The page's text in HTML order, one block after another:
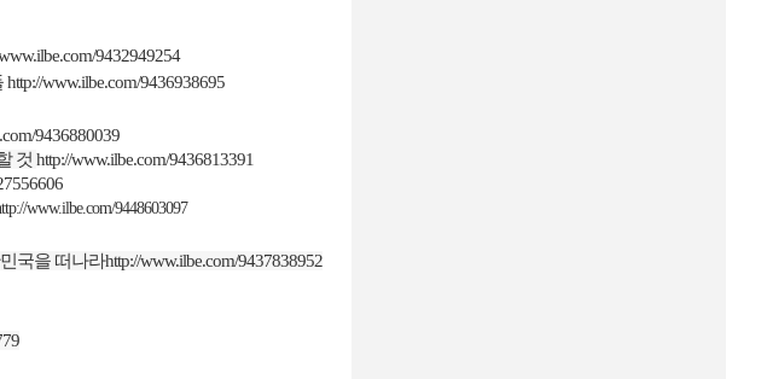
9432949254
http://www.ilbe.com/9436938695
9436880039
것 http://www.ilbe.com/9436813391
www.ilbe.com/9448603097
국을 떠나라http://www.ilbe.com/9437838952